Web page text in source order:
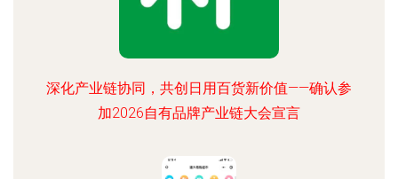
深化产业链协同，共创日用百货新价值——确认参
加2026自有品牌产业链大会宣言